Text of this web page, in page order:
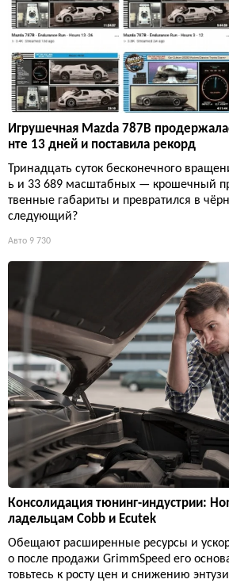
Игрушечная Mazda 787B
нте 13 дней и поставила рекорд
Тринадцать суток бесконечного
ь и 33 689 масштабных — крошечный
твенные габариты и превратился в
следующий?
Авто 9 730
Консолидация тюнинг-индустрии:
ладельцам Cobb и Ecutek
Обещают расширенные ресурсы и
о после продажи GrimmSpeed его
товьтесь к росту цен и снижению